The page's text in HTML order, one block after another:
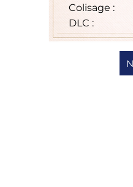
Colisage :
DLC :